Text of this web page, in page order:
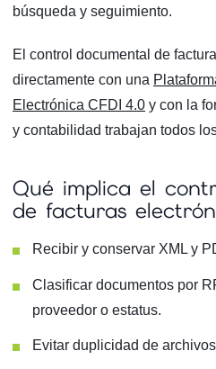
búsqueda y seguimiento.
El control documental de
directamente con una
Electrónica CFDI 4.0 y con la
y contabilidad trabajan todos
Qué implica el
de facturas
Recibir y conservar XML y
Clasificar documentos por
proveedor o estatus.
Evitar duplicidad de